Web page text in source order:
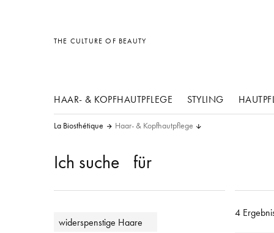
THE CULTURE OF BEAUTY
HAAR- & KOPFHAUTPFLEGE STYLING
Sonstiges
La Biosthétique Haar- & Kopfhautpflege
Ich suche für
widerspenstige Haare
4